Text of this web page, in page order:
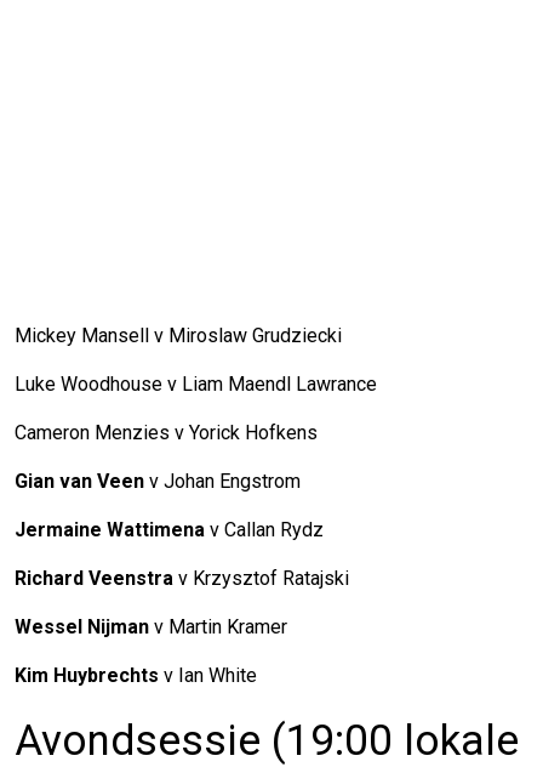
Mickey Mansell v Miroslaw Grudziecki
Luke Woodhouse v Liam Maendl Lawrance
Cameron Menzies v Yorick Hofkens
Gian van Veen v Johan Engstrom
Jermaine Wattimena v Callan Rydz
Richard Veenstra v Krzysztof Ratajski
Wessel Nijman v Martin Kramer
Kim Huybrechts v Ian White
Avondsessie (19:00 lokale